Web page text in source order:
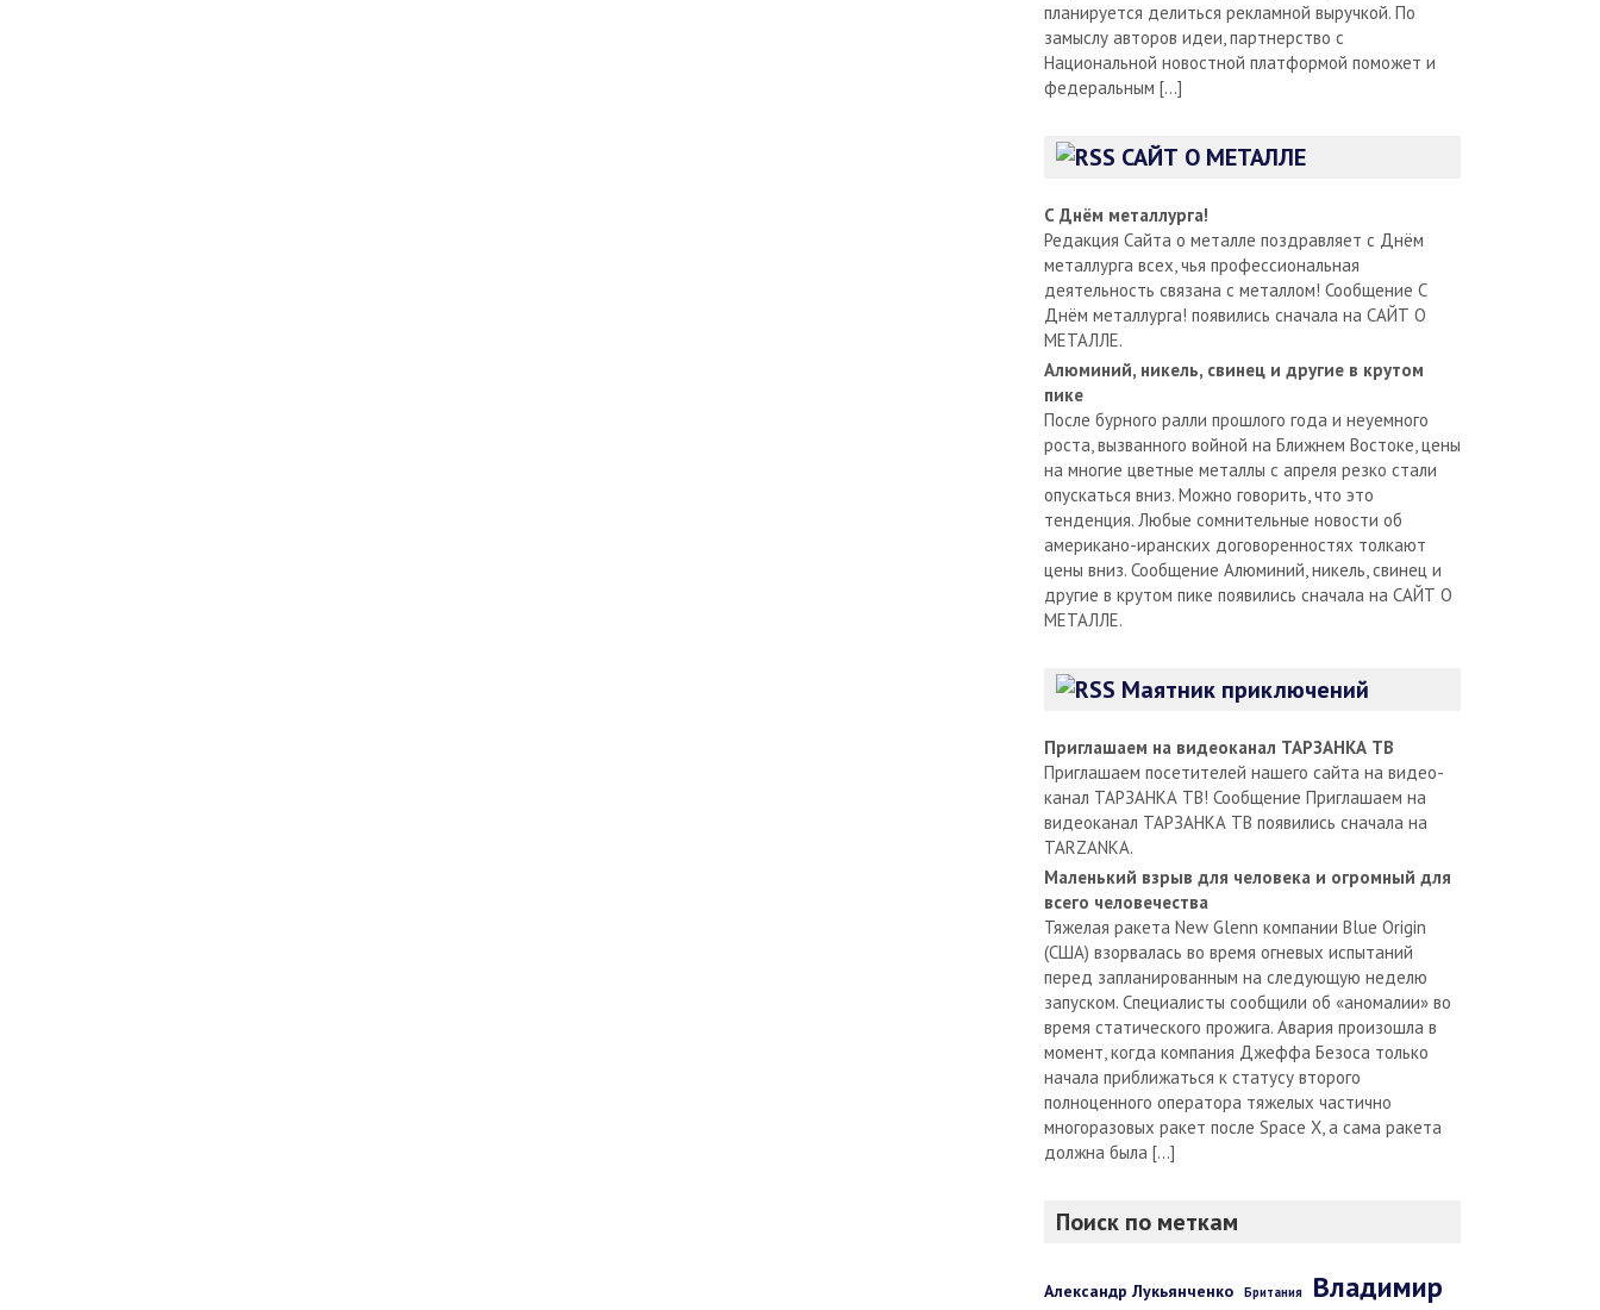
планируется делиться рекламной выручкой. По
замыслу авторов идеи, партнерство с
Национальной новостной платформой поможет и
федеральным […]
САЙТ О МЕТАЛЛЕ
С Днём металлурга!
Редакция Сайта о металле поздравляет с Днём
металлурга всех, чья профессиональная
деятельность связана с металлом! Сообщение С
Днём металлурга! появились сначала на САЙТ О
МЕТАЛЛЕ.
Алюминий, никель, свинец и другие в крутом
пике
После бурного ралли прошлого года и неуемного
роста, вызванного войной на Ближнем Востоке, цены
на многие цветные металлы с апреля резко стали
опускаться вниз. Можно говорить, что это
тенденция. Любые сомнительные новости об
американо-иранских договоренностях толкают
цены вниз. Сообщение Алюминий, никель, свинец и
другие в крутом пике появились сначала на САЙТ О
МЕТАЛЛЕ.
Маятник приключений
Приглашаем на видеоканал ТАРЗАНКА ТВ
Приглашаем посетителей нашего сайта на видео-
канал ТАРЗАНКА ТВ! Сообщение Приглашаем на
видеоканал ТАРЗАНКА ТВ появились сначала на
TARZANKA.
Маленький взрыв для человека и огромный для
всего человечества
Тяжелая ракета New Glenn компании Blue Origin
(США) взорвалась во время огневых испытаний
перед запланированным на следующую неделю
запуском. Специалисты сообщили об «аномалии» во
время статического прожига. Авария произошла в
момент, когда компания Джеффа Безоса только
начала приближаться к статусу второго
полноценного оператора тяжелых частично
многоразовых ракет после Space X, а сама ракета
должна была […]
Поиск по меткам
Александр Лукьянченко Британия Владимир